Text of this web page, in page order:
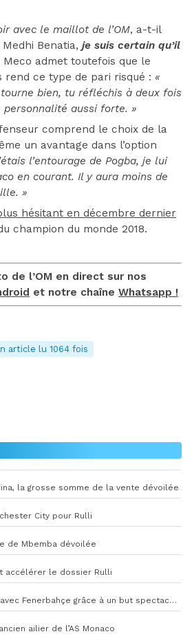
avec le maillot de l’OM, a-t-il
Benatia, je suis certain qu’il
Meco admet toutefois que le
rend ce type de pari risqué : «
bien, tu réfléchis à deux fois
personnalité aussi forte. »
comprend le choix de la
un avantage dans l’option
l’entourage de Pogba, je lui
en courant. Il y aura moins de
»
hésitant en décembre dernier
champion du monde 2018.
de l’OM en direct sur nos
et notre chaîne Whatsapp !
article lu 1064 fois
la grosse somme de la vente dévoilée
City pour Rulli
de Mbemba dévoilée
accélérer le dossier Rulli
Greenwood frappe fort avec Fenerbahçe grâce à un but spectaculaire
ailier de l’AS Monaco